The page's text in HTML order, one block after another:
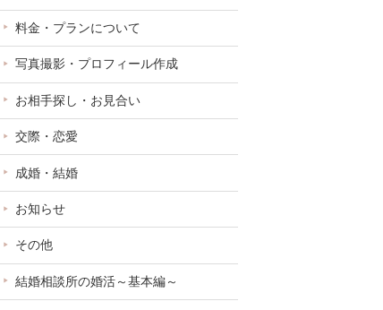
料金・プランについて
写真撮影・プロフィール作成
お相手探し・お見合い
交際・恋愛
成婚・結婚
お知らせ
その他
結婚相談所の婚活～基本編～